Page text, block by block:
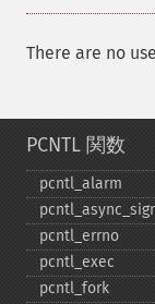
There are no
PCNTL 関数
pcntl_​alarm
pcntl_​errno
pcntl_​exec
pcntl_​fork